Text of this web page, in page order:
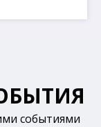
видению
событиями